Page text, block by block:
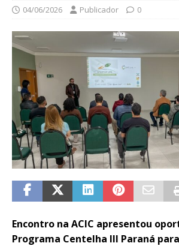
04/06/2026 Publicador 0
Encontro na ACIC apresentou
Programa Centelha III Paraná para